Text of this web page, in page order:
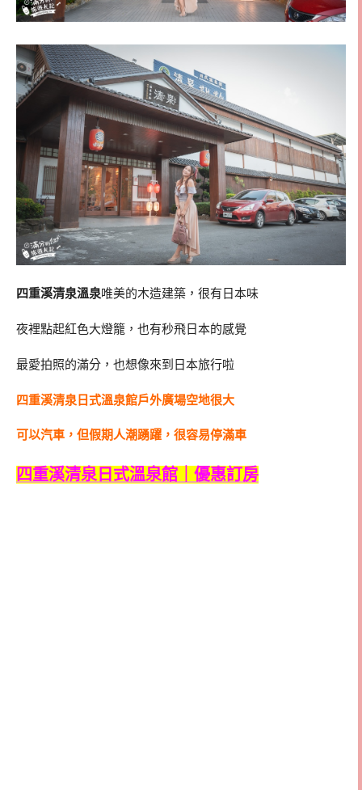
四重溪清泉溫泉唯美的木造建築，很有日本味
夜裡點起紅色大燈籠，也有秒飛日本的感覺
最愛拍照的滿分，也想像來到日本旅行啦
四重溪清泉日式溫泉館戶外廣場空地很大
可以汽車，但假期人潮踴躍，很容易停滿車
四重溪清泉日式溫泉館｜優惠訂房